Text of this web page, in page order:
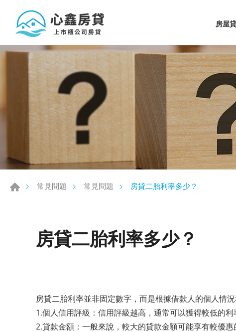
房屋
常見問題 常見問題 房貸二胎利率多少？
房貸二胎利率多少？
房貸二胎利率並非固定數字，而是根據借款人的個人情
1.個人信用評級：信用評級越高，通常可以獲得較低的利
2.貸款金額：一般來說，較大的貸款金額可能享有較優惠